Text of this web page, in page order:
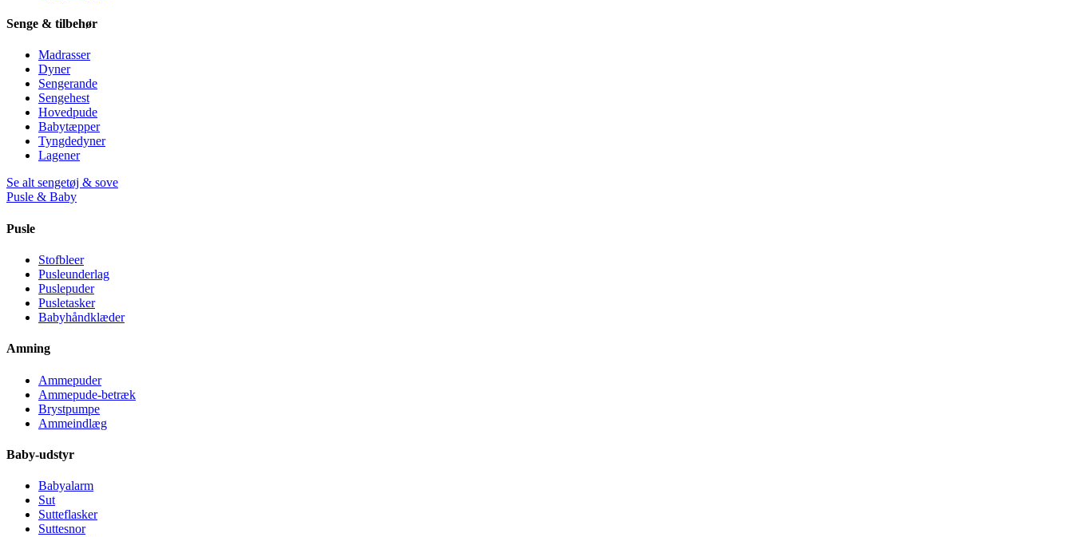
Senge & tilbehør
Madrasser
Dyner
Sengerande
Sengehest
Hovedpude
Babytæpper
Tyngdedyner
Lagener
Se alt sengetøj & sove
Pusle & Baby
Pusle
Stofbleer
Pusleunderlag
Puslepuder
Pusletasker
Babyhåndklæder
Amning
Ammepuder
Ammepude-betræk
Brystpumpe
Ammeindlæg
Baby-udstyr
Babyalarm
Sut
Sutteflasker
Suttesnor